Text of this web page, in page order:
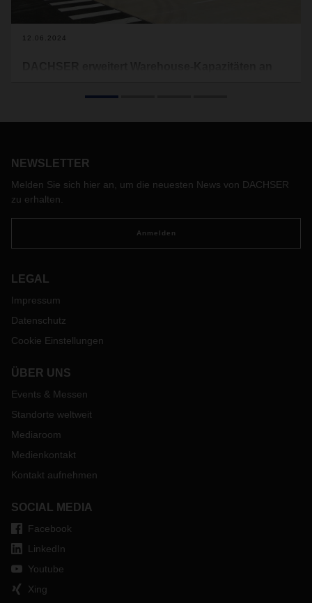
12.06.2024
DACHSER in Frankreich seine Kapazitäten im Bereich
Region Okzitanien in Südfrankreich ging ein 12.000
NEWSLETTER
Melden Sie sich hier an, um die neuesten News von DACHSER
zu erhalten.
Anmelden
LEGAL
Impressum
Datenschutz
Cookie Einstellungen
ÜBER UNS
Events & Messen
Standorte weltweit
Mediaroom
Medienkontakt
Kontakt aufnehmen
SOCIAL MEDIA
Facebook
LinkedIn
Youtube
Xing